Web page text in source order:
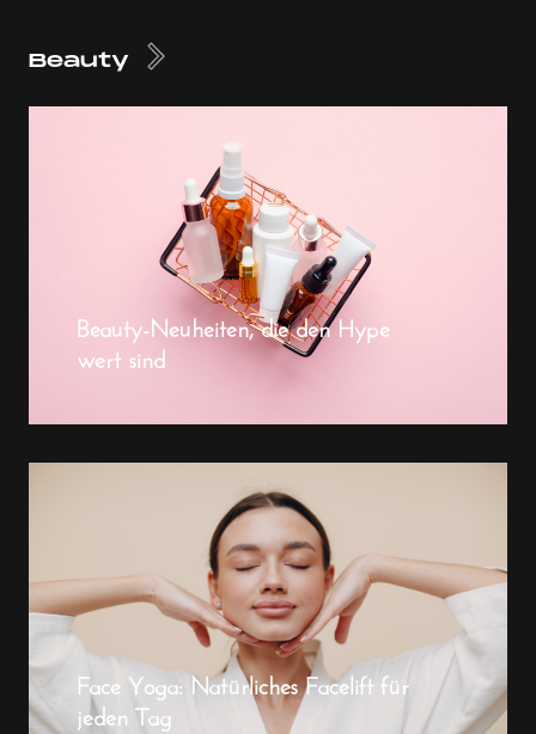
Beauty
Beauty-Neuheiten, die den Hype
wert sind
Face Yoga: Natürliches Facelift für
jeden Tag